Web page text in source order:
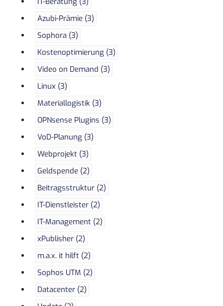
Azubi-Prämie (3)
Sophora (3)
Kostenoptimierung (3)
Video on Demand (3)
Linux (3)
Materiallogistik (3)
OPNsense Plugins (3)
VoD-Planung (3)
Webprojekt (3)
Geldspende (2)
Beitragsstruktur (2)
IT-Dienstleister (2)
IT-Management (2)
xPublisher (2)
m.a.x. it hilft (2)
Sophos UTM (2)
Datacenter (2)